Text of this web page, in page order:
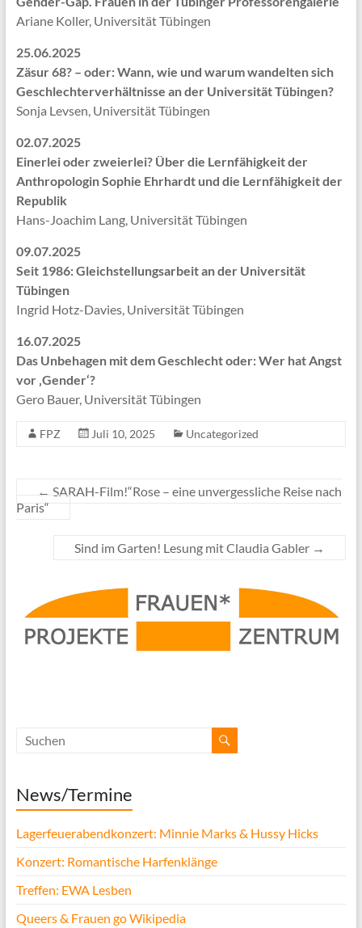
Ariane Koller, Universität Tübingen
25.06.2025
Zäsur 68? – oder: Wann, wie und warum wandelten sich
Geschlechterverhältnisse an der Universität Tübingen?
Sonja Levsen, Universität Tübingen
02.07.2025
Einerlei oder zweierlei? Über die Lernfähigkeit der
Anthropologin Sophie Ehrhardt und die Lernfähigkeit der
Republik
Hans-Joachim Lang, Universität Tübingen
09.07.2025
Seit 1986: Gleichstellungsarbeit an der Universität
Tübingen
Ingrid Hotz-Davies, Universität Tübingen
16.07.2025
Das Unbehagen mit dem Geschlecht oder: Wer hat Angst
vor ‚Gender‘?
Gero Bauer, Universität Tübingen
FPZ Juli 10, 2025 Uncategorized
← SARAH-Film!“Rose – eine unvergessliche Reise nach
Paris“
Sind im Garten! Lesung mit Claudia Gabler →
News/Termine
Lagerfeuerabendkonzert: Minnie Marks & Hussy Hicks
Konzert: Romantische Harfenklänge
Treffen: EWA Lesben
Queers & Frauen go Wikipedia